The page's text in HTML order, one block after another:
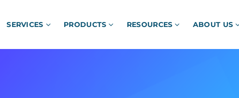
SERVICES PRODUCTS RESOURCES ABOUT US